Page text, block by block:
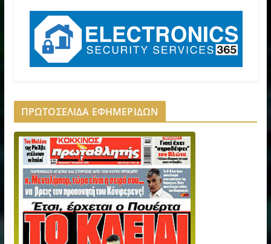
ΠΡΩΤΟΣΕΛΙΔΑ ΕΦΗΜΕΡΙΔΩΝ